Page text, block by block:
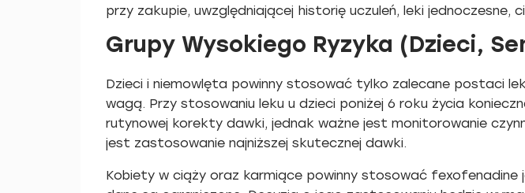
przy zakupie, uwzględniającej historię uczuleń, leki jednoczesne,
Grupy Wysokiego Ryzyka (Dzieci,
Dzieci i niemowlęta powinny stosować tylko zalecane postaci
wagą. Przy stosowaniu leku u dzieci poniżej 6 roku życia
rutynowej korekty dawki, jednak ważne jest monitorowanie
jest zastosowanie najniższej skutecznej dawki.
Kobiety w ciąży oraz karmiące powinny stosować fexofenadine